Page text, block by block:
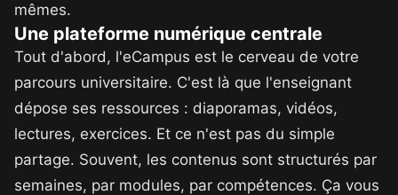
mêmes.
Une plateforme numérique centrale
Tout d'abord, l'eCampus est le cerveau de votre
parcours universitaire. C'est là que l'enseignant
dépose ses ressources : diaporamas, vidéos,
lectures, exercices. Et ce n'est pas du simple
partage. Souvent, les contenus sont structurés par
semaines, par modules, par compétences. Ça vous